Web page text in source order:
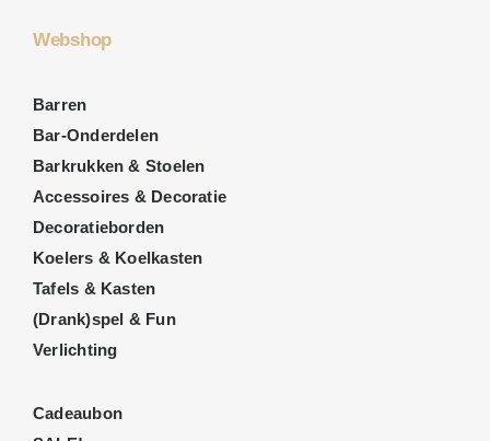
Webshop
Barren
Bar-Onderdelen
Barkrukken & Stoelen
Accessoires & Decoratie
Decoratieborden
Koelers & Koelkasten
Tafels & Kasten
(Drank)spel & Fun
Verlichting
Cadeaubon